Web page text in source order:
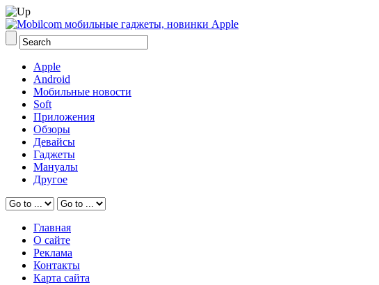
Apple
Android
Мобильные новости
Soft
Приложения
Обзоры
Девайсы
Гаджеты
Мануалы
Другое
Главная
О сайте
Реклама
Контакты
Карта сайта